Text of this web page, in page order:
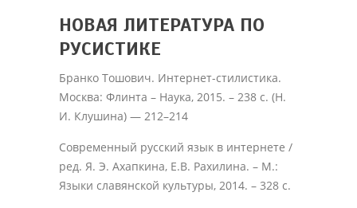
НОВАЯ ЛИТЕРАТУРА ПО
РУСИСТИКЕ
Бранко Тошович. Интернет-стилистика.
Москва: Флинта – Наука, 2015. – 238 с. (Н.
И. Клушина) — 212–214
Современный русский язык в интернете /
ред. Я. Э. Ахапкина, Е.В. Рахилина. – М.:
Языки славянской культуры, 2014. – 328 с.